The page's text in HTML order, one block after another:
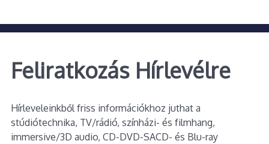
Feliratkozás Hírlevélre
Hírleveleinkből friss információkhoz juthat a
stúdiótechnika, TV/rádió, színházi- és filmhang,
immersive/3D audio, CD-DVD-SACD- és Blu-ray